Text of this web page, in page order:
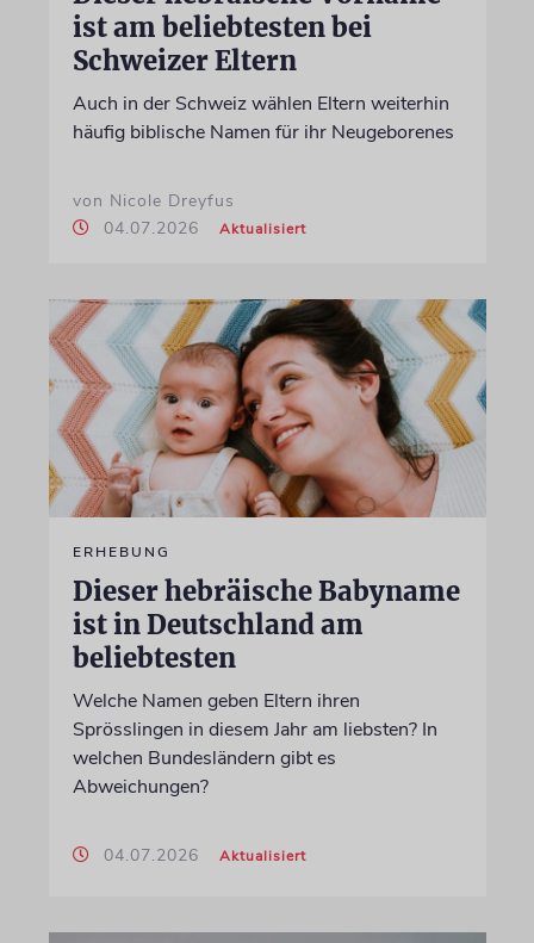
ist am beliebtesten bei
Schweizer Eltern
Auch in der Schweiz wählen Eltern weiterhin
häufig biblische Namen für ihr Neugeborenes
von Nicole Dreyfus
04.07.2026
Aktualisiert
ERHEBUNG
Dieser hebräische Babyname
ist in Deutschland am
beliebtesten
Welche Namen geben Eltern ihren
Sprösslingen in diesem Jahr am liebsten? In
welchen Bundesländern gibt es
Abweichungen?
04.07.2026 Aktualisiert